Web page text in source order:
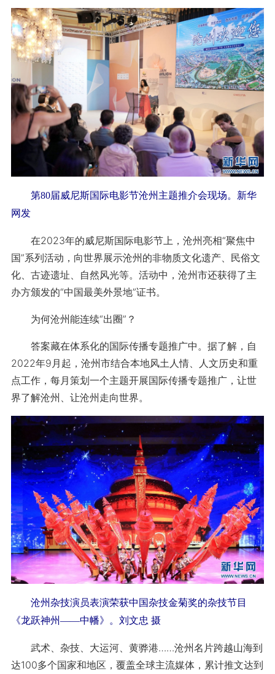
第80届威尼斯国际电影节沧州主题推介会现场。新华
网发
在2023年的威尼斯国际电影节上，沧州亮相“聚焦中
国”系列活动，向世界展示沧州的非物质文化遗产、民俗文
化、古迹遗址、自然风光等。活动中，沧州市还获得了主
办方颁发的“中国最美外景地”证书。
为何沧州能连续“出圈”？
答案藏在体系化的国际传播专题推广中。据了解，自
2022年9月起，沧州市结合本地风土人情、人文历史和重
点工作，每月策划一个主题开展国际传播专题推广，让世
界了解沧州、让沧州走向世界。
沧州杂技演员表演荣获中国杂技金菊奖的杂技节目
《龙跃神州——中幡》。刘文忠 摄
武术、杂技、大运河、黄骅港……沧州名片跨越山海到
达100多个国家和地区，覆盖全球主流媒体，累计推文达到